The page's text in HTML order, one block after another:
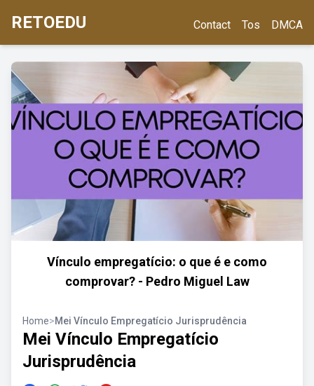
RETOEDU Contact Tos DMCA
Vínculo empregatício: o que é e como
comprovar? - Pedro Miguel Law
Home>Mei Vínculo Empregatício Jurisprudência
Mei Vínculo Empregatício
Jurisprudência